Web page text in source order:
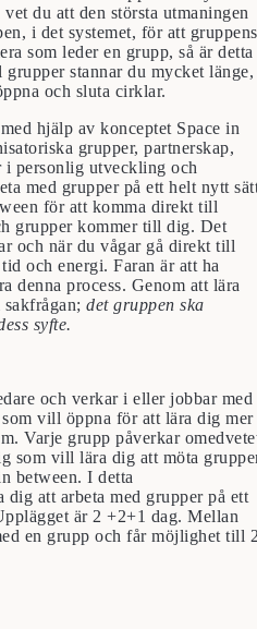
du att den största utmaningen
i det systemet, för att gruppens
som leder en grupp, så är detta
stannar du mycket länge,
och sluta cirklar.
hjälp av konceptet Space in
grupper, partnerskap,
i personlig utveckling och
med grupper på ett helt nytt
för att komma direkt till
grupper kommer till dig. Det
och när du vågar gå direkt till
och energi. Faran är att ha
denna process. Genom att lära
det gruppen ska
syfte.
och verkar i eller jobbar med
vill öppna för att lära dig mer
Varje grupp påverkar
som vill lära dig att möta
between. I detta
att arbeta med grupper på ett
är 2 +2+1 dag. Mellan
en grupp och får möjlighet till